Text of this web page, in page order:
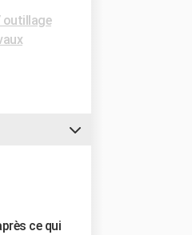
outillage
ce qui